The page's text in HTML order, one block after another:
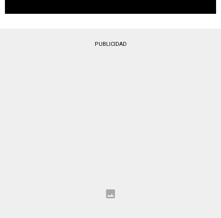
PUBLICIDAD